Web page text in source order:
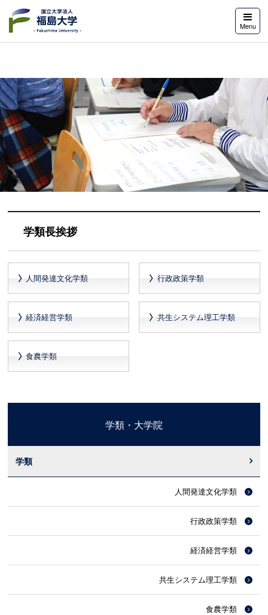
Menu
学類長挨拶
人間発達文化学類 行政政策学類
経済経営学類 共生システム理工学類
食農学類
学類・大学院
学類
人間発達文化学類
行政政策学類
経済経営学類
共生システム理工学類
食農学類